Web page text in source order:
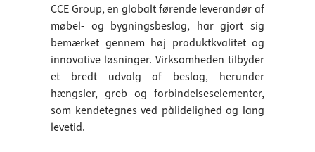
CCE Group, en globalt førende leverandør af
møbel- og bygningsbeslag, har gjort sig
bemærket gennem høj produktkvalitet og
innovative løsninger. Virksomheden tilbyder
et bredt udvalg af beslag, herunder
hængsler, greb og forbindelseselementer,
som kendetegnes ved pålidelighed og lang
levetid.